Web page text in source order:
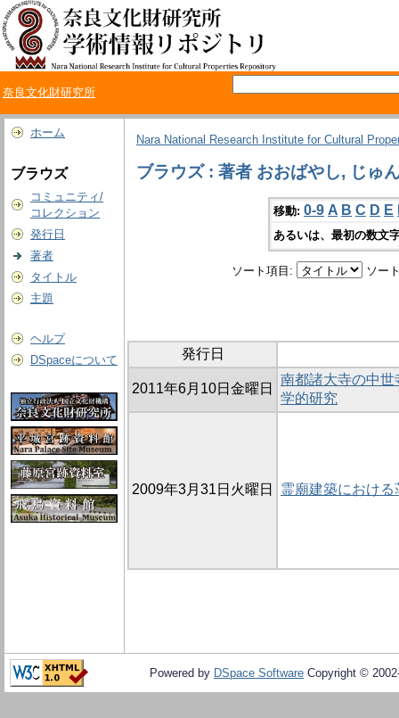
奈良文化財研究所
ホーム
ブラウズ
コミュニティ/
コレクション
発行日
著者
タイトル
主題
ヘルプ
DSpaceについて
Nara National Research Institute for Cultural
ブラウズ : 著者 おおばやし, じゅ
移動: 0-9 A B C D E
あるいは、最初の数文
ソート項目: ソー
発行日
2011年6月10日金曜日
南都諸大寺の中
学的研究
2009年3月31日火曜日 霊廟建築におけ
Powered by DSpace Software Copyright ©